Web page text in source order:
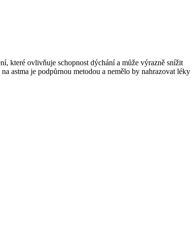
které ovlivňuje schopnost dýchání a může výrazně snížit
astma je podpůrnou metodou a nemělo by nahrazovat léky